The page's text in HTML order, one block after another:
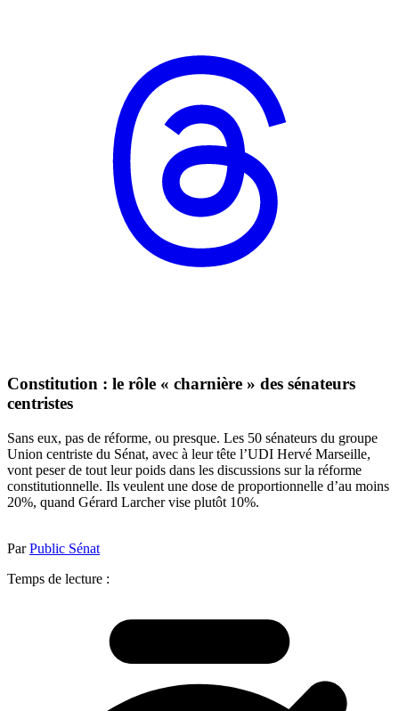
Constitution : le rôle « charnière » des sénateurs
centristes
Sans eux, pas de réforme, ou presque. Les 50 sénateurs du groupe
Union centriste du Sénat, avec à leur tête l’UDI Hervé Marseille,
vont peser de tout leur poids dans les discussions sur la réforme
constitutionnelle. Ils veulent une dose de proportionnelle d’au moins
20%, quand Gérard Larcher vise plutôt 10%.
ParPublic Sénat
Temps de lecture :